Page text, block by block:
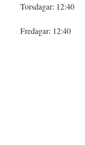
Torsdagar: 12:40
Fredagar: 12:40